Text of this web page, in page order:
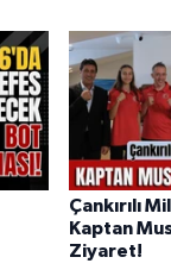
Çankırılı
Kaptan
Ziyaret!